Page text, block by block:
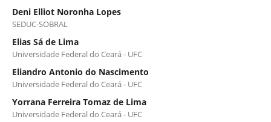
Deni Elliot Noronha Lopes
SEDUC-SOBRAL
Elias Sá de Lima
Universidade Federal do Ceará - UFC
Eliandro Antonio do Nascimento
Universidade Federal do Ceará - UFC
Yorrana Ferreira Tomaz de Lima
Universidade Federal do Ceará - UFC